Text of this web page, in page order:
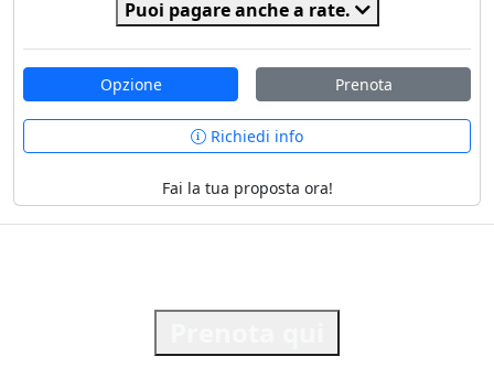
Puoi pagare anche a rate.
Opzione Prenota
Richiedi info
Fai la tua proposta ora!